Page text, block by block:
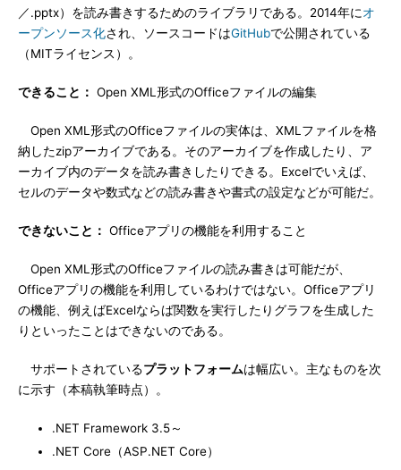
／.pptx）を読み書きするためのライブラリである。2014年にオ
ープンソース化され、ソースコードはGitHubで公開されている
（MITライセンス）。
できること： Open XML形式のOfficeファイルの編集
Open XML形式のOfficeファイルの実体は、XMLファイルを格
納したzipアーカイブである。そのアーカイブを作成したり、ア
ーカイブ内のデータを読み書きしたりできる。Excelでいえば、
セルのデータや数式などの読み書きや書式の設定などが可能だ。
できないこと： Officeアプリの機能を利用すること
Open XML形式のOfficeファイルの読み書きは可能だが、
Officeアプリの機能を利用しているわけではない。Officeアプリ
の機能、例えばExcelならば関数を実行したりグラフを生成した
りといったことはできないのである。
サポートされているプラットフォームは幅広い。主なものを次
に示す（本稿執筆時点）。
.NET Framework 3.5～
.NET Core（ASP.NET Core）